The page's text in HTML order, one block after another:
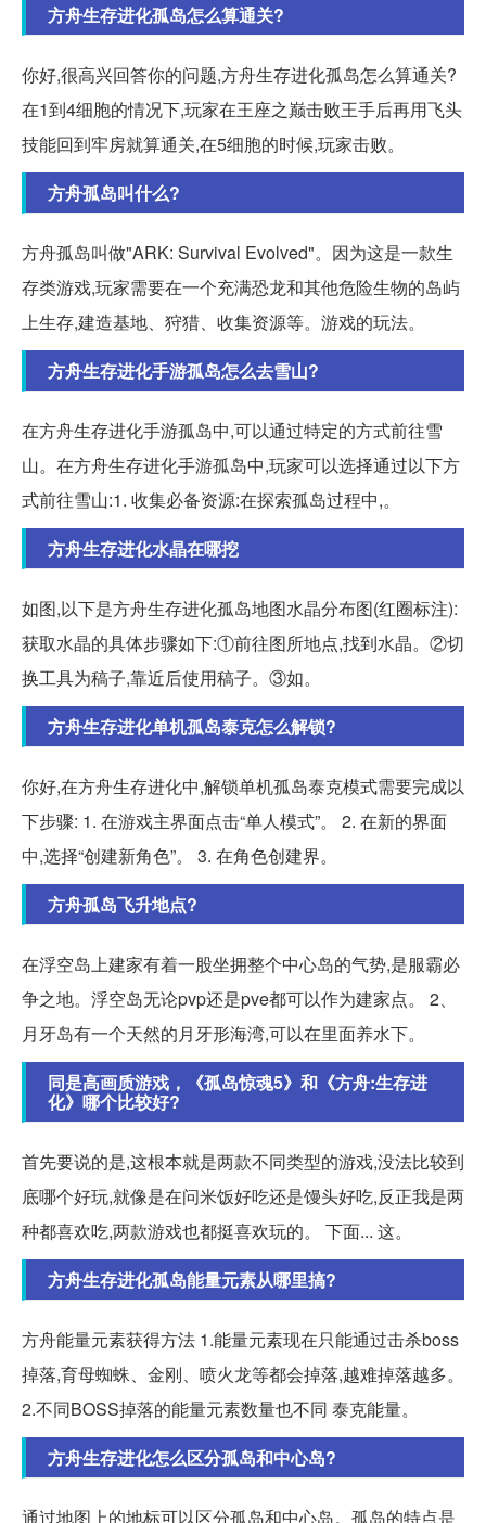
方舟生存进化孤岛怎么算通关?
你好,很高兴回答你的问题,方舟生存进化孤岛怎么算通关?
在1到4细胞的情况下,玩家在王座之巅击败王手后再用飞头
技能回到牢房就算通关,在5细胞的时候,玩家击败。
方舟孤岛叫什么?
方舟孤岛叫做"ARK: Survival Evolved"。因为这是一款生
存类游戏,玩家需要在一个充满恐龙和其他危险生物的岛屿
上生存,建造基地、狩猎、收集资源等。游戏的玩法。
方舟生存进化手游孤岛怎么去雪山?
在方舟生存进化手游孤岛中,可以通过特定的方式前往雪
山。在方舟生存进化手游孤岛中,玩家可以选择通过以下方
式前往雪山:1. 收集必备资源:在探索孤岛过程中,。
方舟生存进化水晶在哪挖
如图,以下是方舟生存进化孤岛地图水晶分布图(红圈标注):
获取水晶的具体步骤如下:①前往图所地点,找到水晶。②切
换工具为稿子,靠近后使用稿子。③如。
方舟生存进化单机孤岛泰克怎么解锁?
你好,在方舟生存进化中,解锁单机孤岛泰克模式需要完成以
下步骤: 1. 在游戏主界面点击“单人模式”。 2. 在新的界面
中,选择“创建新角色”。 3. 在角色创建界。
方舟孤岛飞升地点?
在浮空岛上建家有着一股坐拥整个中心岛的气势,是服霸必
争之地。浮空岛无论pvp还是pve都可以作为建家点。 2、
月牙岛有一个天然的月牙形海湾,可以在里面养水下。
同是高画质游戏，《孤岛惊魂5》和《方舟:生存进
化》哪个比较好?
首先要说的是,这根本就是两款不同类型的游戏,没法比较到
底哪个好玩,就像是在问米饭好吃还是馒头好吃,反正我是两
种都喜欢吃,两款游戏也都挺喜欢玩的。 下面... 这。
方舟生存进化孤岛能量元素从哪里搞?
方舟能量元素获得方法 1.能量元素现在只能通过击杀boss
掉落,育母蜘蛛、金刚、喷火龙等都会掉落,越难掉落越多。
2.不同BOSS掉落的能量元素数量也不同 泰克能量。
方舟生存进化怎么区分孤岛和中心岛?
通过地图上的地标可以区分孤岛和中心岛。孤岛的特点是